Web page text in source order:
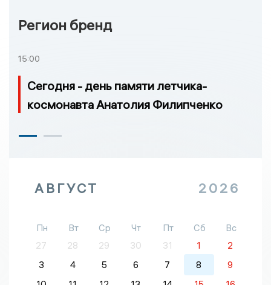
Регион бренд
15:00
Сегодня - день памяти летчика-
космонавта Анатолия Филипченко
АВГУСТ 2026
Пн Вт Ср Чт Пт Сб
Вс
27
28 29 30 31 1
2
3
4 5 6 7 8
9